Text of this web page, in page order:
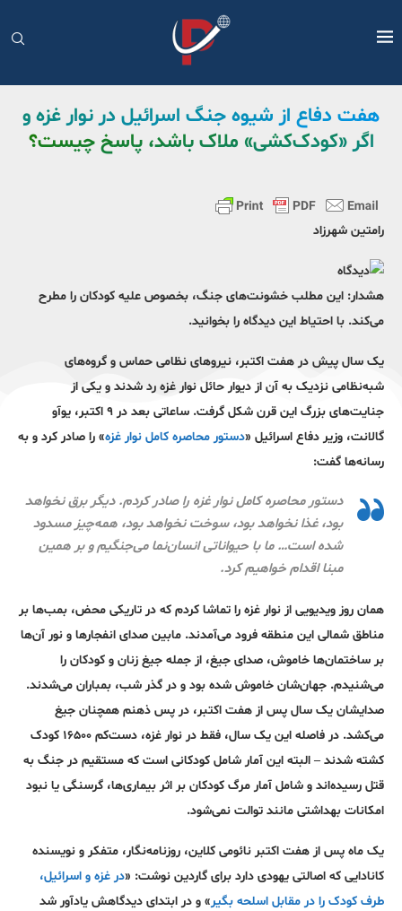
هفت دفاع از شیوه جنگ اسرائیل در نوار غزه و
اگر «کودک‌کشی» ملاک باشد، پاسخ چیست؟
رامتین شهرزاد
هشدار: این مطلب خشونت‌های جنگ، بخصوص علیه کودکان را مطرح
می‌کند. با احتیاط این دیدگاه را بخوانید.
یک‌ سال پیش در هفت اکتبر، نیروهای نظامی حماس و گروه‌های
شبه‌نظامی نزدیک به آن از دیوار حائل نوار غزه رد شدند و یکی از
جنایت‌های بزرگ این قرن شکل گرفت. ساعاتی بعد در ۹ اکتبر، یوآو
گالانت، وزیر دفاع اسرائیل «دستور محاصره کامل نوار غزه» را صادر کرد و به
رسانه‌ها گفت:
دستور محاصره کامل نوار غزه را صادر کردم. دیگر برق نخواهد
بود، غذا نخواهد بود، سوخت نخواهد بود، همه‌چیز مسدود
شده است… ما با حیواناتی انسان‌نما می‌جنگیم و بر همین
مبنا اقدام خواهیم کرد.
همان روز ویدیویی از نوار غزه را تماشا کردم که در تاریکی محض، بمب‌ها بر
مناطق شمالی این منطقه فرود می‌آمدند. مابین صدای انفجارها و نور آن‌ها
بر ساختمان‌ها خاموش، صدای جیغ، از جمله جیغ زنان و کودکان را
می‌شنیدم. جهان‌شان خاموش شده بود و در گذر شب، بمباران می‌شدند.
صدایشان یک سال پس از هفت اکتبر، در پس ذهنم همچنان جیغ
می‌کشد. در فاصله این یک سال، فقط در نوار غزه، دست‌کم ۱۶۵۰۰ کودک
کشته شدند – البته این آمار شامل کودکانی است که مستقیم در جنگ به
قتل رسیده‌اند و شامل آمار مرگ کودکان بر اثر بیماری‌ها، گرسنگی یا نبود
امکانات بهداشتی مانند توالت نمی‌شود.
یک ماه پس از هفت اکتبر نائومی کلاین، روزنامه‌نگار، متفکر و نویسنده
کانادایی که اصالتی یهودی دارد برای گاردین نوشت: «در غزه و اسرائیل،
طرف کودک را در مقابل اسلحه بگیر» و در ابتدای دیدگاهش یادآور شد